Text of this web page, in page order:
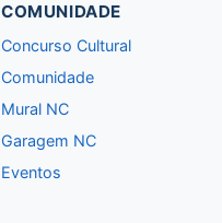
COMUNIDADE
Concurso Cultural
Comunidade
Mural NC
Garagem NC
Eventos